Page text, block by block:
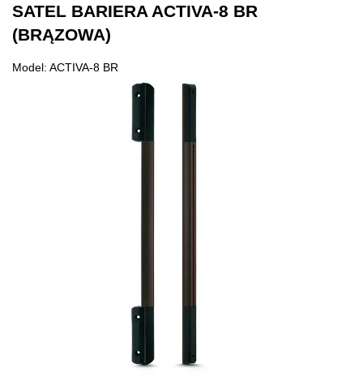
SATEL BARIERA ACTIVA-8 BR
(BRĄZOWA)
Model: ACTIVA-8 BR